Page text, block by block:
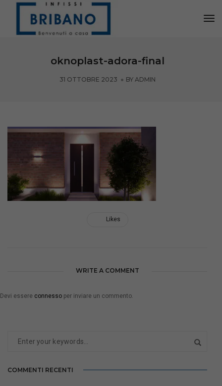
oknoplast-adora-final
31 OTTOBRE 2023 BY ADMIN
Likes
WRITE A COMMENT
Devi essere connesso per inviare un commento.
COMMENTI RECENTI